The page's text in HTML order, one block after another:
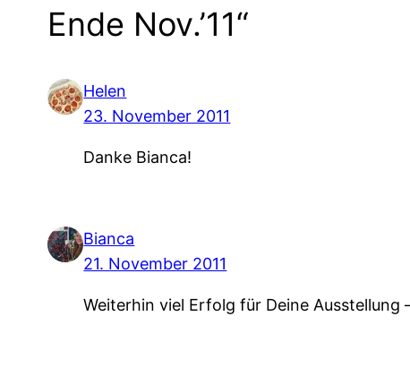
Ende Nov.’11“
Helen
23. November 2011
Danke Bianca!
Bianca
21. November 2011
Weiterhin viel Erfolg für Deine Ausstellung